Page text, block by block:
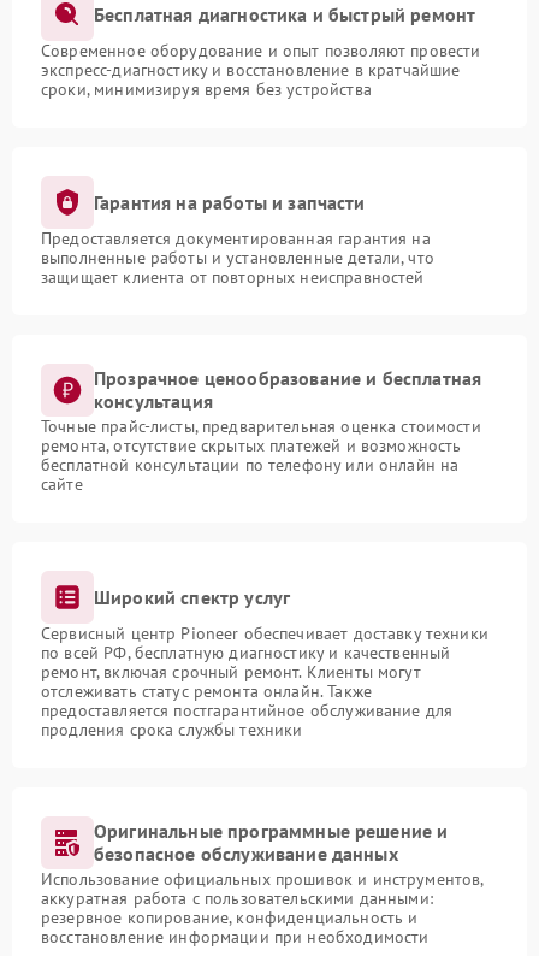
Бесплатная диагностика и быстрый ремонт
Современное оборудование и опыт позволяют провести
экспресс-диагностику и восстановление в кратчайшие
сроки, минимизируя время без устройства
Гарантия на работы и запчасти
Предоставляется документированная гарантия на
выполненные работы и установленные детали, что
защищает клиента от повторных неисправностей
Прозрачное ценообразование и бесплатная
консультация
Точные прайс-листы, предварительная оценка стоимости
ремонта, отсутствие скрытых платежей и возможность
бесплатной консультации по телефону или онлайн на
сайте
Широкий спектр услуг
Сервисный центр Pioneer обеспечивает доставку техники
по всей РФ, бесплатную диагностику и качественный
ремонт, включая срочный ремонт. Клиенты могут
отслеживать статус ремонта онлайн. Также
предоставляется постгарантийное обслуживание для
продления срока службы техники
Оригинальные программные решение и
безопасное обслуживание данных
Использование официальных прошивок и инструментов,
аккуратная работа с пользовательскими данными:
резервное копирование, конфиденциальность и
восстановление информации при необходимости